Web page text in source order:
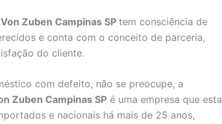
Zuben Campinas SP tem consciência de
e conta com o conceito de parceria,
do cliente.
com defeito, não se preocupe, a
Zuben Campinas SP é uma empresa que esta
e nacionais há mais de 25 anos,